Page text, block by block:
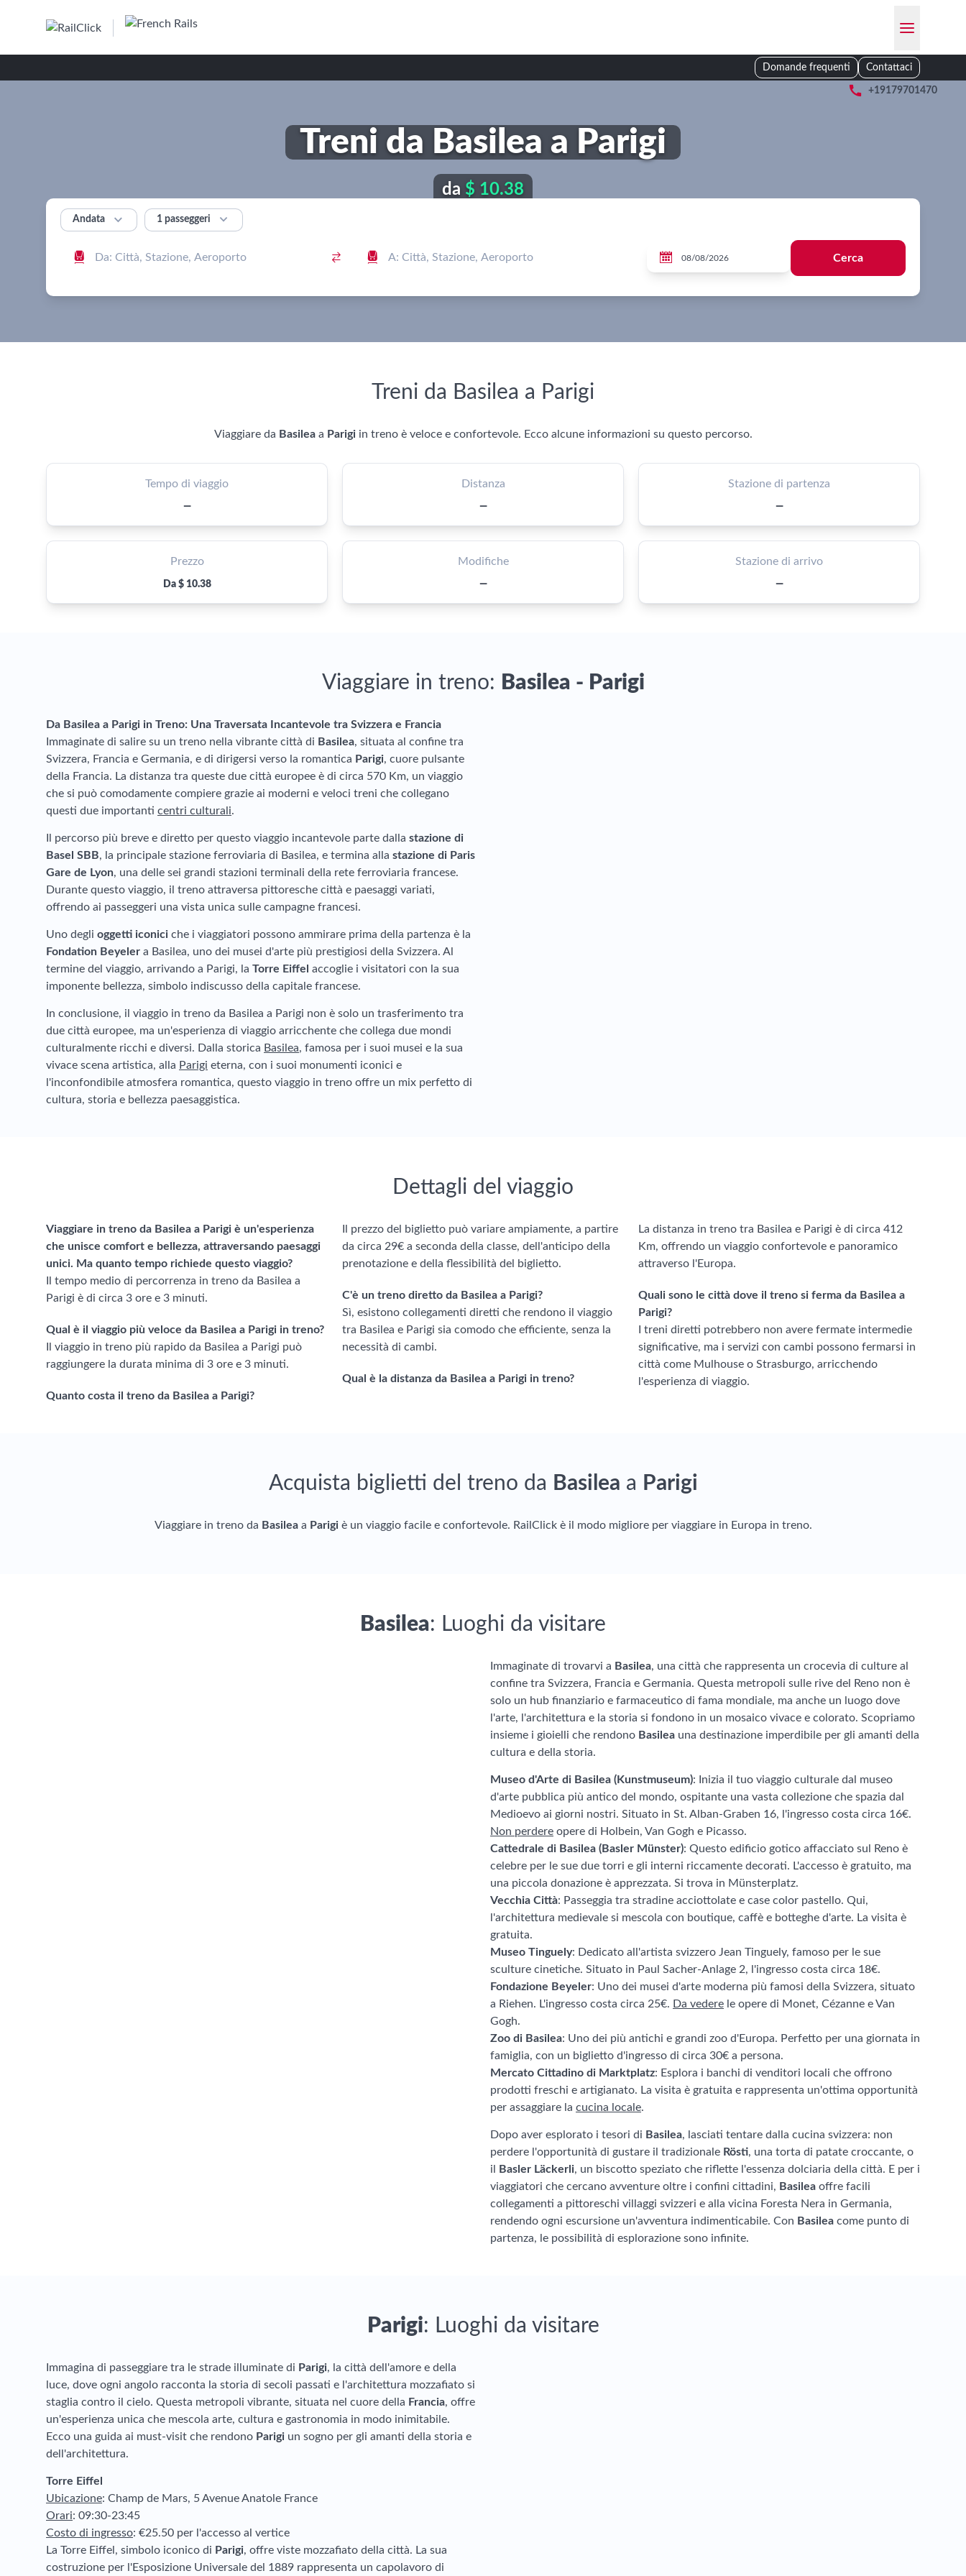
Domande frequenti Contattaci
 +19179701470
Treni da Basilea a Parigi
da $ 10.38
Andata  1 passeggeri 
    Cerca
Treni da Basilea a Parigi
Viaggiare da Basileaa Parigiin treno è veloce e confortevole. Ecco alcune informazioni su questo percorso.
Tempo di viaggio
—
Prezzo
Da $ 10.38
Distanza
—
Modifiche
—
Stazione di partenza
—
Stazione di arrivo
—
Viaggiare in treno: Basilea - Parigi
Da Basilea a Parigi in Treno: Una Traversata Incantevole tra Svizzera e Francia
Immaginate di salire su un treno nella vibrante città di Basilea, situata al confine tra
Svizzera, Francia e Germania, e di dirigersi verso la romantica Parigi, cuore pulsante
della Francia. La distanza tra queste due città europee è di circa 570 Km, un viaggio
che si può comodamente compiere grazie ai moderni e veloci treni che collegano
questi due importanti centri culturali.
Il percorso più breve e diretto per questo viaggio incantevole parte dalla stazione di
Basel SBB, la principale stazione ferroviaria di Basilea, e termina alla stazione di Paris
Gare de Lyon, una delle sei grandi stazioni terminali della rete ferroviaria francese.
Durante questo viaggio, il treno attraversa pittoresche città e paesaggi variati,
offrendo ai passeggeri una vista unica sulle campagne francesi.
Uno degli oggetti iconici che i viaggiatori possono ammirare prima della partenza è la
Fondation Beyeler a Basilea, uno dei musei d'arte più prestigiosi della Svizzera. Al
termine del viaggio, arrivando a Parigi, la Torre Eiffel accoglie i visitatori con la sua
imponente bellezza, simbolo indiscusso della capitale francese.
In conclusione, il viaggio in treno da Basilea a Parigi non è solo un trasferimento tra
due città europee, ma un'esperienza di viaggio arricchente che collega due mondi
culturalmente ricchi e diversi. Dalla storica Basilea, famosa per i suoi musei e la sua
vivace scena artistica, alla Parigi eterna, con i suoi monumenti iconici e
l'inconfondibile atmosfera romantica, questo viaggio in treno offre un mix perfetto di
cultura, storia e bellezza paesaggistica.
Dettagli del viaggio
Viaggiare in treno da Basilea a Parigi è un'esperienza
che unisce comfort e bellezza, attraversando paesaggi
unici. Ma quanto tempo richiede questo viaggio?
Il tempo medio di percorrenza in treno da Basilea a
Parigi è di circa 3 ore e 3 minuti.
Qual è il viaggio più veloce da Basilea a Parigi in treno?
Il viaggio in treno più rapido da Basilea a Parigi può
raggiungere la durata minima di 3 ore e 3 minuti.
Quanto costa il treno da Basilea a Parigi?
Il prezzo del biglietto può variare ampiamente, a partire
da circa 29€ a seconda della classe, dell'anticipo della
prenotazione e della flessibilità del biglietto.
C'è un treno diretto da Basilea a Parigi?
Sì, esistono collegamenti diretti che rendono il viaggio
tra Basilea e Parigi sia comodo che efficiente, senza la
necessità di cambi.
Qual è la distanza da Basilea a Parigi in treno?
La distanza in treno tra Basilea e Parigi è di circa 412
Km, offrendo un viaggio confortevole e panoramico
attraverso l'Europa.
Quali sono le città dove il treno si ferma da Basilea a
Parigi?
I treni diretti potrebbero non avere fermate intermedie
significative, ma i servizi con cambi possono fermarsi in
città come Mulhouse o Strasburgo, arricchendo
l'esperienza di viaggio.
Acquista biglietti del treno da Basilea a Parigi
Viaggiare in treno da Basileaa Parigiè un viaggio facile e confortevole. RailClick è il modo migliore per viaggiare in Europa in treno.
Basilea: Luoghi da visitare
Immaginate di trovarvi a Basilea, una città che rappresenta un crocevia di culture al
confine tra Svizzera, Francia e Germania. Questa metropoli sulle rive del Reno non è
solo un hub finanziario e farmaceutico di fama mondiale, ma anche un luogo dove
l'arte, l'architettura e la storia si fondono in un mosaico vivace e colorato. Scopriamo
insieme i gioielli che rendono Basilea una destinazione imperdibile per gli amanti della
cultura e della storia.
Museo d'Arte di Basilea (Kunstmuseum): Inizia il tuo viaggio culturale dal museo
d'arte pubblica più antico del mondo, ospitante una vasta collezione che spazia dal
Medioevo ai giorni nostri. Situato in St. Alban-Graben 16, l'ingresso costa circa 16€.
Non perdere opere di Holbein, Van Gogh e Picasso.
Cattedrale di Basilea (Basler Münster): Questo edificio gotico affacciato sul Reno è
celebre per le sue due torri e gli interni riccamente decorati. L'accesso è gratuito, ma
una piccola donazione è apprezzata. Si trova in Münsterplatz.
Vecchia Città: Passeggia tra stradine acciottolate e case color pastello. Qui,
l'architettura medievale si mescola con boutique, caffè e botteghe d'arte. La visita è
gratuita.
Museo Tinguely: Dedicato all'artista svizzero Jean Tinguely, famoso per le sue
sculture cinetiche. Situato in Paul Sacher-Anlage 2, l'ingresso costa circa 18€.
Fondazione Beyeler: Uno dei musei d'arte moderna più famosi della Svizzera, situato
a Riehen. L'ingresso costa circa 25€. Da vedere le opere di Monet, Cézanne e Van
Gogh.
Zoo di Basilea: Uno dei più antichi e grandi zoo d'Europa. Perfetto per una giornata in
famiglia, con un biglietto d'ingresso di circa 30€ a persona.
Mercato Cittadino di Marktplatz: Esplora i banchi di venditori locali che offrono
prodotti freschi e artigianato. La visita è gratuita e rappresenta un'ottima opportunità
per assaggiare la cucina locale.
Dopo aver esplorato i tesori di Basilea, lasciati tentare dalla cucina svizzera: non
perdere l'opportunità di gustare il tradizionale Rösti, una torta di patate croccante, o
il
Basler Läckerli, un biscotto speziato che riflette l'essenza dolciaria della città. E per i
viaggiatori che cercano avventure oltre i confini cittadini, Basilea offre facili
collegamenti a pittoreschi villaggi svizzeri e alla vicina Foresta Nera in Germania,
rendendo ogni escursione un'avventura indimenticabile. Con Basilea come punto di
partenza, le possibilità di esplorazione sono infinite.
Parigi: Luoghi da visitare
Immagina di passeggiare tra le strade illuminate di Parigi, la città dell'amore e della
luce, dove ogni angolo racconta la storia di secoli passati e l'architettura mozzafiato si
staglia contro il cielo. Questa metropoli vibrante, situata nel cuore della Francia, offre
un'esperienza unica che mescola arte, cultura e gastronomia in modo inimitabile.
Ecco una guida ai must-visit che rendono Parigi un sogno per gli amanti della storia e
dell'architettura.
Torre Eiffel
Ubicazione: Champ de Mars, 5 Avenue Anatole France
Orari: 09:30-23:45
Costo di ingresso: €25.50 per l'accesso al vertice
La Torre Eiffel, simbolo iconico di Parigi, offre viste mozzafiato della città. La sua
costruzione per l'Esposizione Universale del 1889 rappresenta un capolavoro di